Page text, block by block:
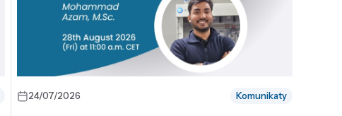
24/07/2026 Komunikaty